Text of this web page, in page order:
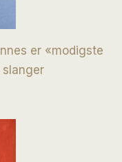
er «modigste